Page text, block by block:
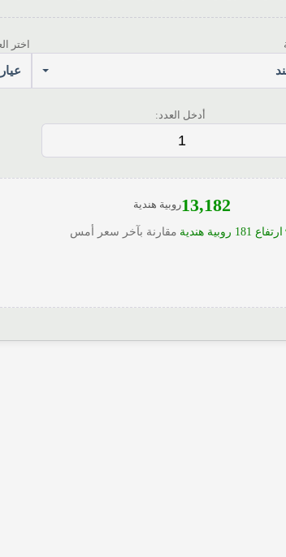
اختر
عيار 24
أدخل العدد:
13,182روبية هندية
ارتفاع 181 روبية هندية مقارنة بآخر سعر أمس